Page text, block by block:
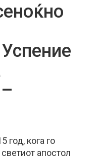
год, кога го
апостол